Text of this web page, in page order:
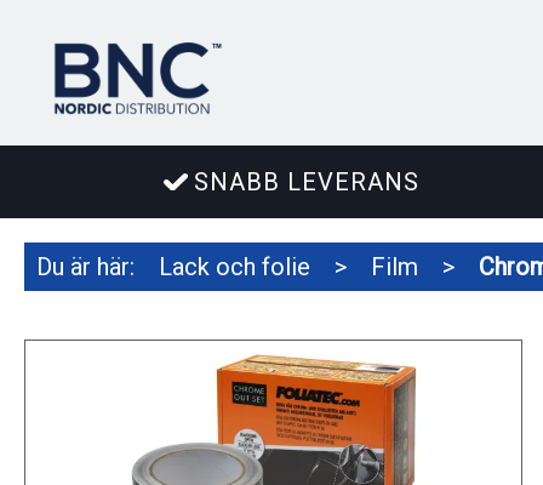
SNABB LEVERANS
Du är här: Lack och folie > Film >